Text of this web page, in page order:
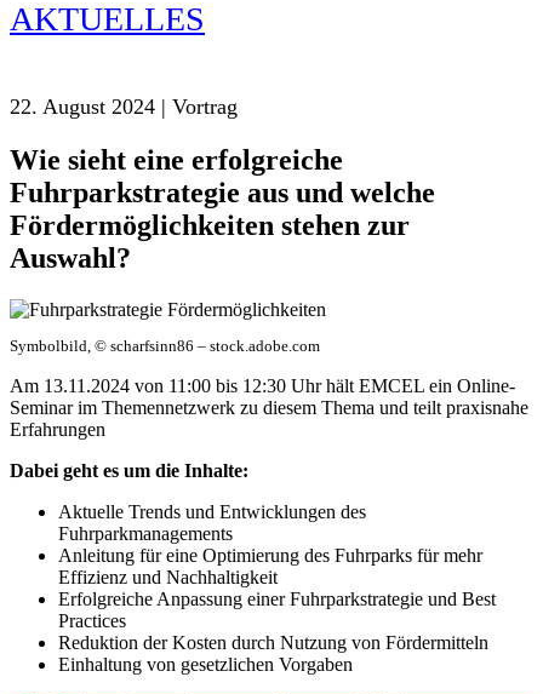
AKTUELLES
22. August 2024 | Vortrag
Wie sieht eine erfolgreiche
Fuhrparkstrategie aus und welche
Fördermöglichkeiten stehen zur
Auswahl?
Symbolbild, © scharfsinn86 – stock.adobe.com
Am 13.11.2024 von 11:00 bis 12:30 Uhr hält EMCEL ein Online-
Seminar im Themennetzwerk zu diesem Thema und teilt praxisnahe
Erfahrungen
Dabei geht es um die Inhalte:
Aktuelle Trends und Entwicklungen des
Fuhrparkmanagements
Anleitung für eine Optimierung des Fuhrparks für mehr
Effizienz und Nachhaltigkeit
Erfolgreiche Anpassung einer Fuhrparkstrategie und Best
Practices
Reduktion der Kosten durch Nutzung von Fördermitteln
Einhaltung von gesetzlichen Vorgaben